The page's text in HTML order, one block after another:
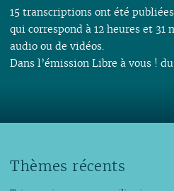
15 transcriptions ont été
qui correspond à 12 heures et
audio ou de vidéos.
Dans l’émission Libre à vous !
Thèmes récents